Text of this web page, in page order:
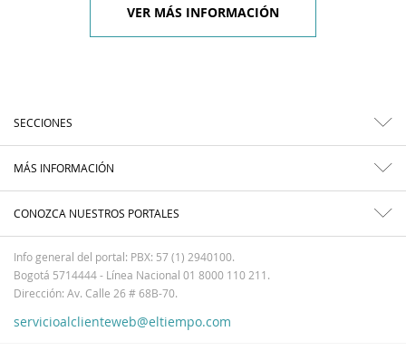
VER MÁS INFORMACIÓN
SECCIONES
MÁS INFORMACIÓN
CONOZCA NUESTROS PORTALES
Info general del portal: PBX: 57 (1) 2940100.
Bogotá 5714444 - Línea Nacional 01 8000 110 211.
Dirección: Av. Calle 26 # 68B-70.
servicioalclienteweb@eltiempo.com